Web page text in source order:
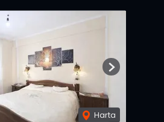
Harta
Next